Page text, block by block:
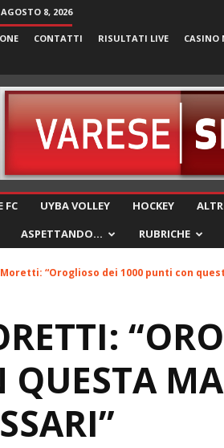
8, 2026
CONTATTI RISULTATI LIVE CASINO
FC UYBA VOLLEY HOCKEY
ASPETTANDO… RUBRICHE
“Oroglioso dei 1000 punti con
QUESTA